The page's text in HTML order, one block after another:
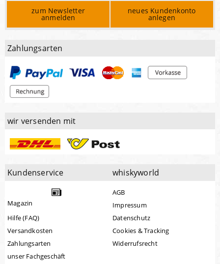
zum Newsletter
anmelden
neues Kundenkonto
anlegen
Zahlungsarten
wir versenden mit
Kundenservice
Magazin
Hilfe (FAQ)
Versandkosten
Zahlungsarten
unser Fachgeschäft
whiskyworld
AGB
Impressum
Datenschutz
Cookies & Tracking
Widerrufsrecht